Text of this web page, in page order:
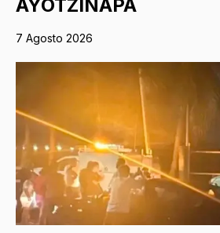
AYOTZINAPA
7 Agosto 2026